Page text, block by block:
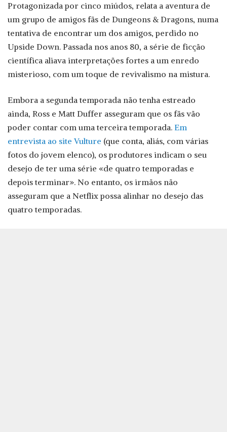
Protagonizada por cinco miúdos, relata a aventura de
um grupo de amigos fãs de Dungeons & Dragons, numa
tentativa de encontrar um dos amigos, perdido no
Upside Down. Passada nos anos 80, a série de ficção
científica aliava interpretações fortes a um enredo
misterioso, com um toque de revivalismo na mistura.
Embora a segunda temporada não tenha estreado
ainda, Ross e Matt Duffer asseguram que os fãs vão
poder contar com uma terceira temporada. Em
entrevista ao site Vulture (que conta, aliás, com várias
fotos do jovem elenco), os produtores indicam o seu
desejo de ter uma série «de quatro temporadas e
depois terminar». No entanto, os irmãos não
asseguram que a Netflix possa alinhar no desejo das
quatro temporadas.